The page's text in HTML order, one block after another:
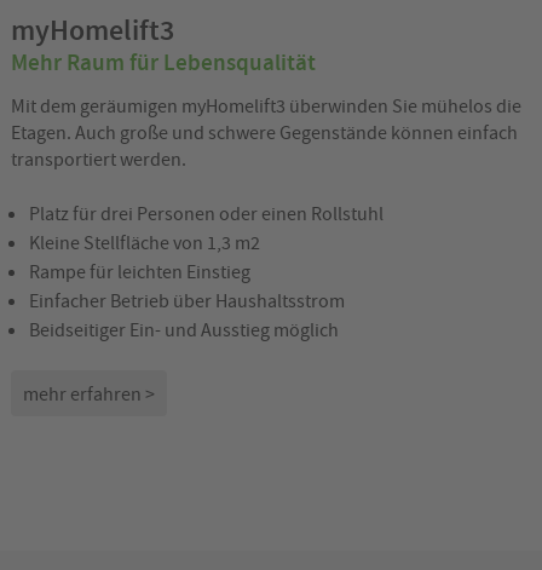
myHomelift3
Mehr Raum für Lebensqualität
Mit dem geräumigen myHomelift3 überwinden Sie mühelos die
Etagen. Auch große und schwere Gegenstände können einfach
transportiert werden.
Platz für drei Personen oder einen Rollstuhl
Kleine Stellfläche von 1,3 m2
Rampe für leichten Einstieg
Einfacher Betrieb über Haushaltsstrom
Beidseitiger Ein- und Ausstieg möglich
mehr erfahren >